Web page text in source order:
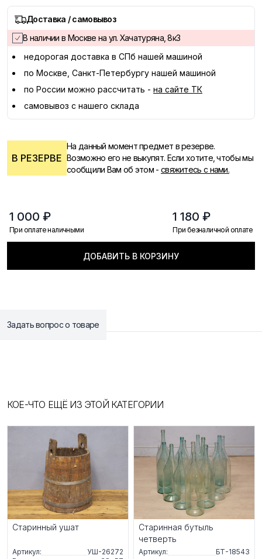
Доставка / самовывоз
В наличии в Москве на ул. Хачатуряна, 8к3
недорогая доставка в СПб нашей машиной
по Москве, Санкт-Петербургу нашей машиной
по России можно рассчитать - на сайте ТК
самовывоз с нашего склада
В РЕЗЕРВЕ
На данный момент предмет в резерве.
Возможно его не выкупят. Если хотите, чтобы мы
сообщили Вам об этом - свяжитесь с нами.
1 000 ₽
При оплате наличными
1 180 ₽
При безналичной оплате
ДОБАВИТЬ В КОРЗИНУ
Задать вопрос о товаре
КОЕ-ЧТО ЕЩЁ ИЗ ЭТОЙ КАТЕГОРИИ
Старинный ушат
Артикул:
УШ-26272
Старинная бутыль
четверть
Артикул: БТ-18543